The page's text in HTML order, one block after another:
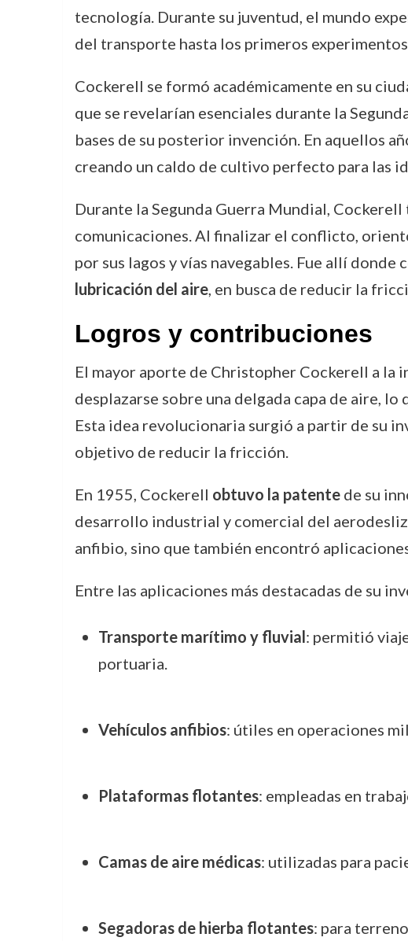
tecnología. Durante su juventud, el mundo
del transporte hasta los primeros
Cockerell se formó académicamente en su
que se revelarían esenciales durante la
bases de su posterior invención. En aquellos
creando un caldo de cultivo perfecto para las
Durante la Segunda Guerra Mundial,
comunicaciones. Al finalizar el conflicto,
por sus lagos y vías navegables. Fue allí donde
lubricación del aire, en busca de reducir la
Logros y contribuciones
El mayor aporte de Christopher Cockerell a la
desplazarse sobre una delgada capa de aire,
Esta idea revolucionaria surgió a partir de su
objetivo de reducir la fricción.
En 1955, Cockerell obtuvo la patentede su
desarrollo industrial y comercial del
anfibio, sino que también encontró
Entre las aplicaciones más destacadas de su
Transporte marítimo y fluvial: permitió
portuaria.
Vehículos anfibios: útiles en operaciones
Plataformas flotantes: empleadas en
Camas de aire médicas: utilizadas para
Segadoras de hierba flotantes: para